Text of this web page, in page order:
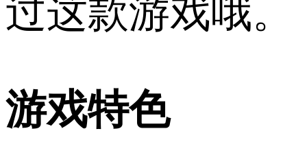
过这款游戏哦。
游戏特色